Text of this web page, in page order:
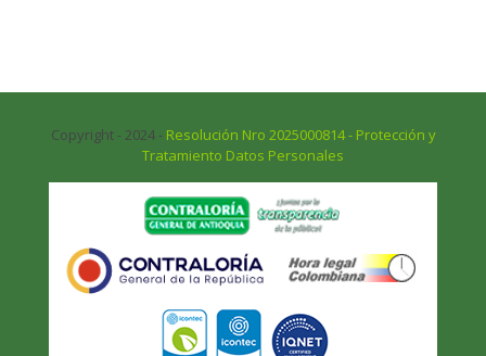
Copyright - 2024 - Resolución Nro 2025000814 - Protección y
Tratamiento Datos Personales